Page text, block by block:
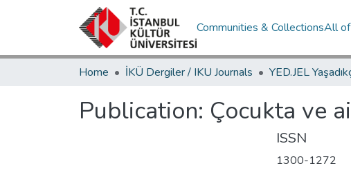
Communities & CollectionsAll
Home İKÜ Dergiler / IKU Journals
Publication: Çocukta ve
ISSN
1300-1272